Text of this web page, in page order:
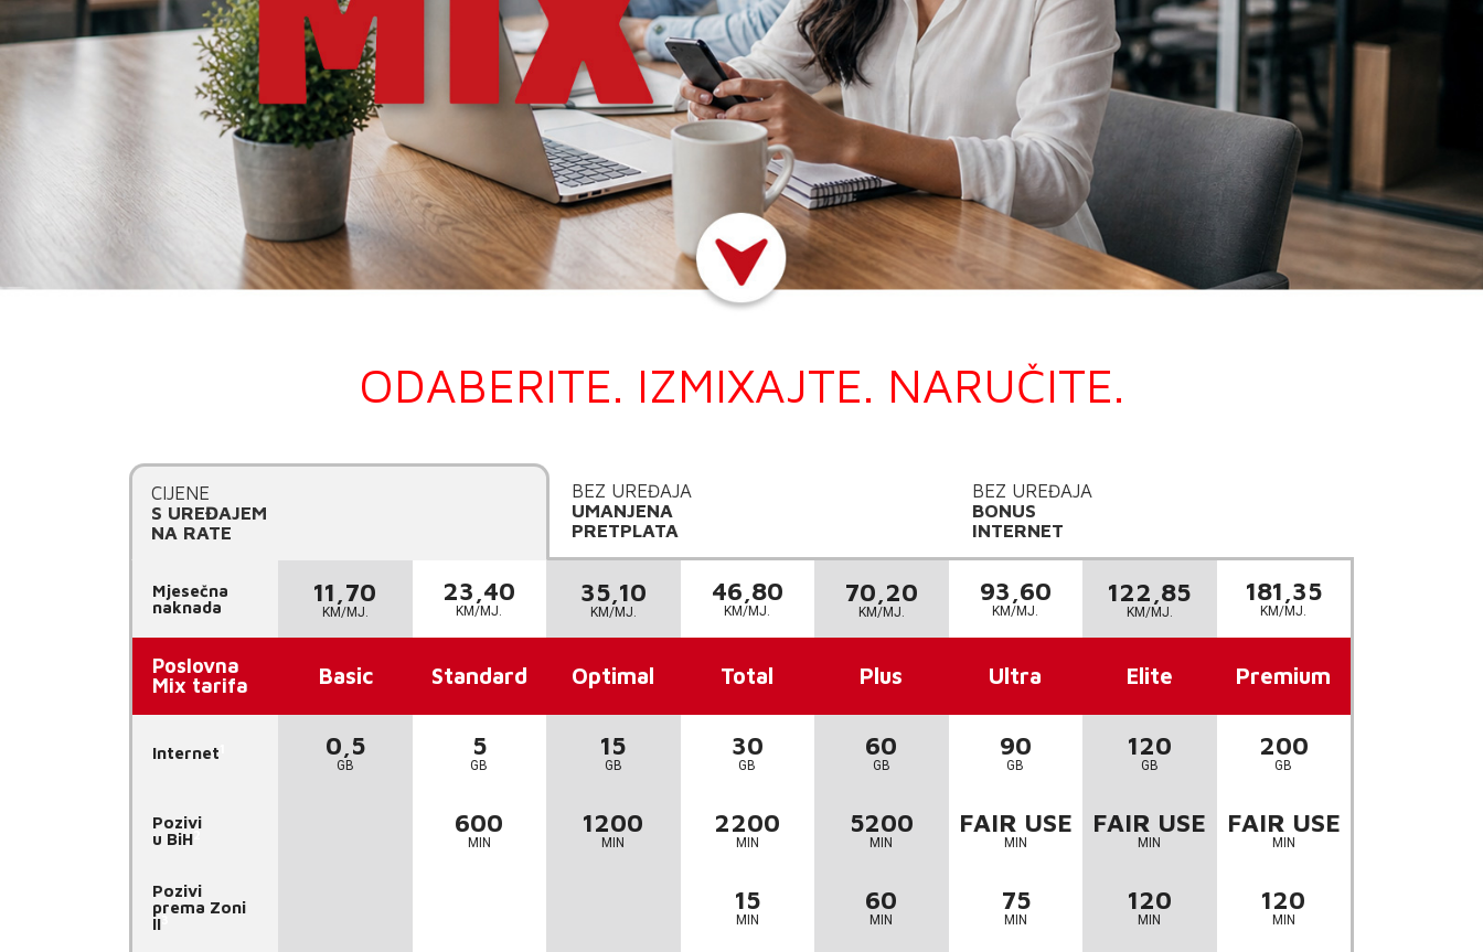
TELEFONSKI IMENIK
ODABERITE. IZMIXAJTE. NARUČITE.
CIJENE
S UREĐAJEM
NA RATE
BEZ UREĐAJA
UMANJENA
PRETPLATA
BEZ UREĐAJA
BONUS
INTERNET
Mjesečna
naknada
11,70
KM/MJ.
23,40
KM/MJ.
35,10
KM/MJ.
46,80
KM/MJ.
70,20
KM/MJ.
93,60
KM/MJ.
122,85
KM/MJ.
181,35
KM/MJ.
Poslovna
Mix tarifa
Basic Standard Optimal Total Plus Ultra Elite Premium
Internet 0,5
GB
5
GB
15
GB
30
GB
60
GB
90
GB
120
GB
200
GB
Pozivi
u BiH2 600
MIN
1200
MIN
2200
MIN
5200
MIN
FAIR USE
MIN
FAIR USE
MIN
FAIR USE
MIN
Pozivi
prema Zoni
II3
15
MIN
60
MIN
75
MIN
120
MIN
120
MIN